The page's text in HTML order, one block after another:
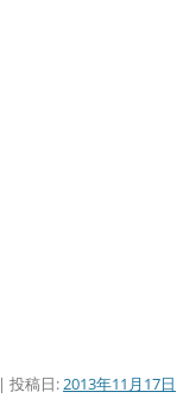
| 投稿日:2013年11月17日